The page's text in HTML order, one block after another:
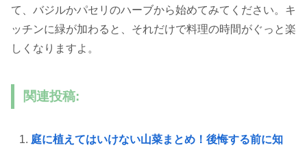
て、バジルかパセリのハーブから始めてみてください。キ
ッチンに緑が加わると、それだけで料理の時間がぐっと楽
しくなりますよ。
関連投稿:
庭に植えてはいけない山菜まとめ！後悔する前に知